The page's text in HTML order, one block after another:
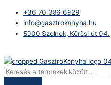
content
+36 70 386 6929
info@gasztrokonyha.hu
5000 Szolnok, Kőrösi út 94.
search